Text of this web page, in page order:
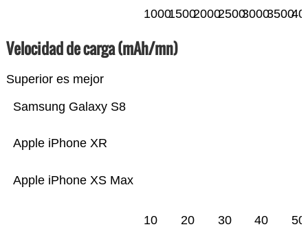
100015002000250030003500
Velocidad de carga (mAh/mn)
Superior es mejor
Apple iPhone XS Max
Apple iPhone XR
Samsung Galaxy S8
10 20 30 40 50